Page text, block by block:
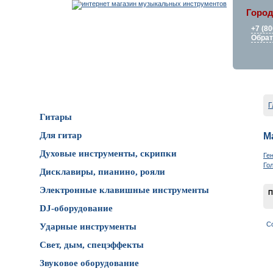
+7
Гитары
Для гитар
Духовые инструменты, скрипки
Дисклавиры, пианино, рояли
Электронные клавишные инструменты
DJ-оборудование
Ударные инструменты
Свет, дым, спецэффекты
Звуковое оборудование